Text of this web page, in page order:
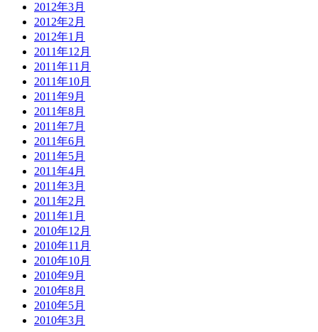
2012年3月
2012年2月
2012年1月
2011年12月
2011年11月
2011年10月
2011年9月
2011年8月
2011年7月
2011年6月
2011年5月
2011年4月
2011年3月
2011年2月
2011年1月
2010年12月
2010年11月
2010年10月
2010年9月
2010年8月
2010年5月
2010年3月